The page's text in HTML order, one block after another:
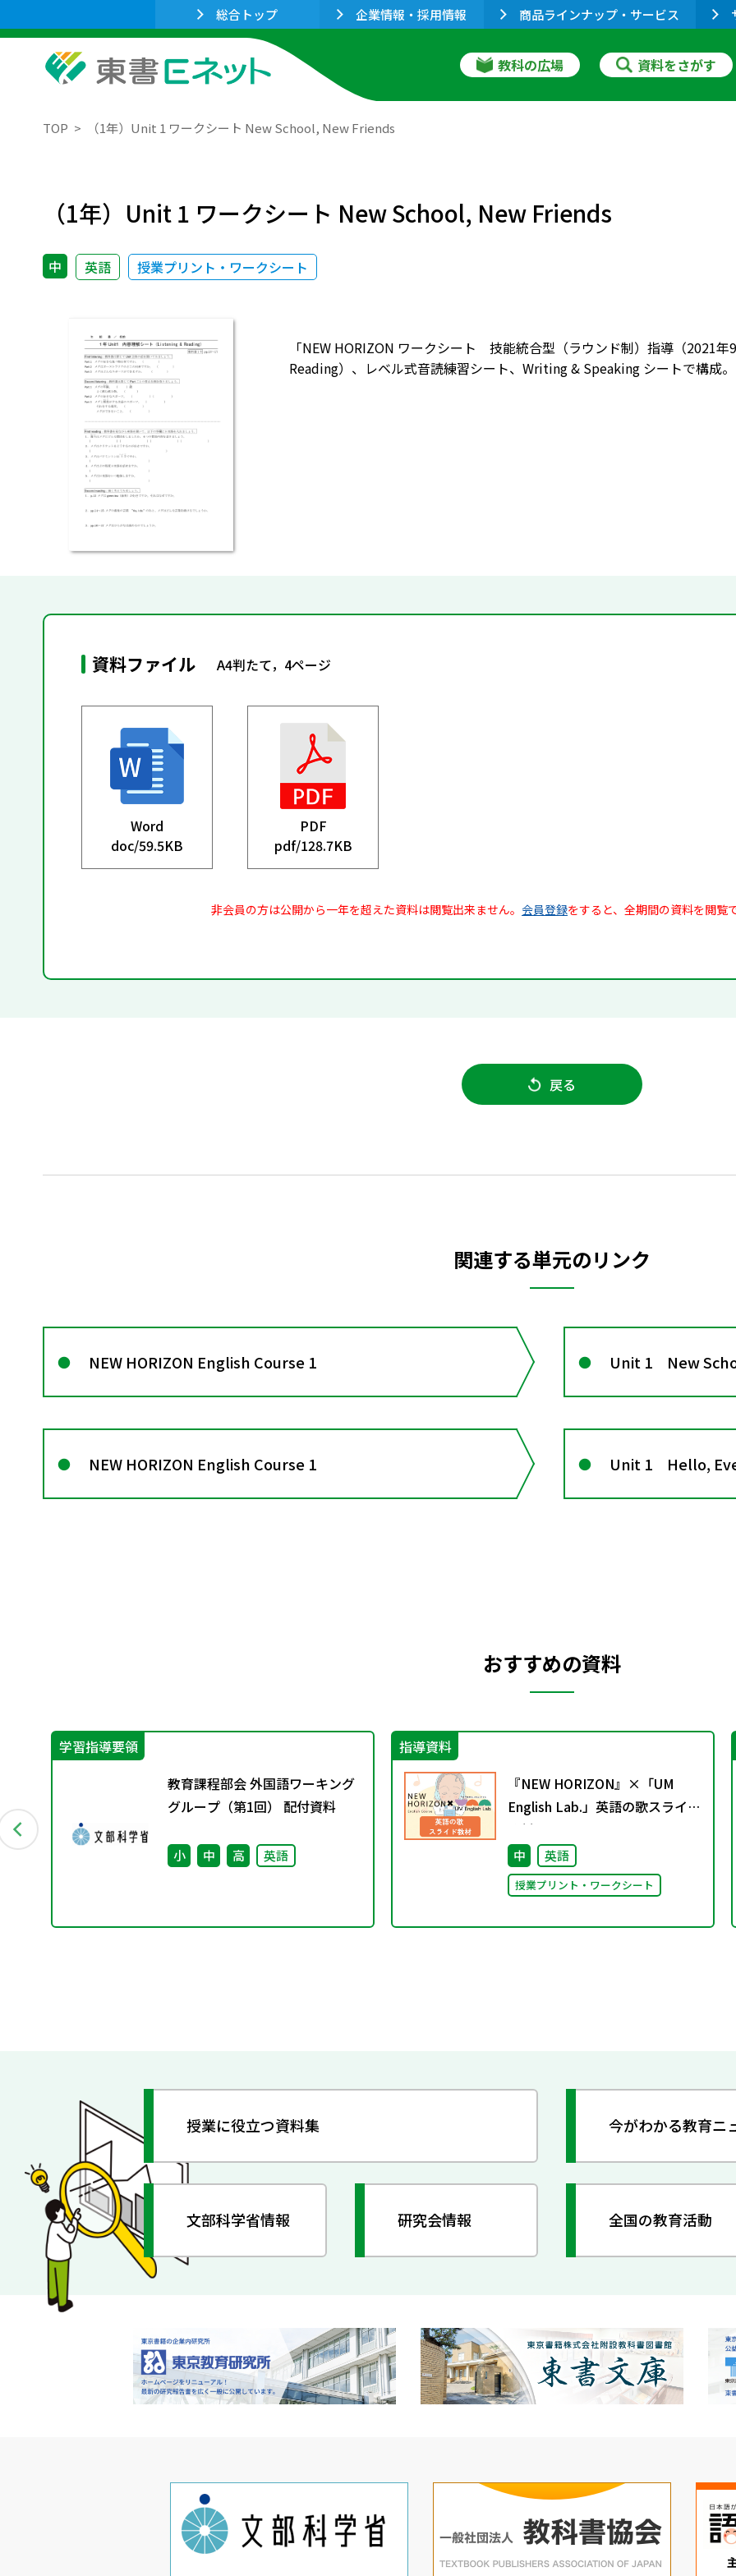
総合トップ 企業情報・採用情報 商品ラインナップ・サービス
教科の広場 資料をさがす
TOP （1年）Unit 1 ワークシート New School, New Friends
（1年）Unit 1 ワークシート New School, New Friends
中 英語 授業プリント・ワークシート
「NEW HORIZON ワークシート 技能統合型（ラウンド制）指導（2021
Reading）、レベル式音読練習シート、Writing & Speaking シートで構成。
資料ファイル A4判たて，4ページ
Word
doc/59.5KB
PDF
pdf/128.7KB
非会員の方は公開から一年を超えた資料は閲覧出来ません。 会員登録をすると、全期間の資料を閲覧
戻る
関連する単元のリンク
NEW HORIZON English Course 1 Unit 1 New
NEW HORIZON English Course 1 Unit 1 Hello,
おすすめの資料
学習指導要領
教育課程部会 外国語ワーキング
グループ（第1回） 配付資料
小 中 高 英語
指導資料
『NEW HORIZON』×「UM
English Lab.」英語の歌スライド
教材
中 英語
授業プリント・ワークシート
授業に役立つ資料集 今がわかる教育ニ
文部科学省情報 研究会情報 全国の教育活動